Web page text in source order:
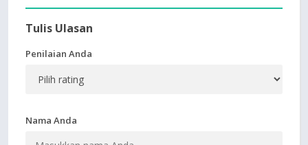
Tulis Ulasan
Penilaian Anda
Nama Anda